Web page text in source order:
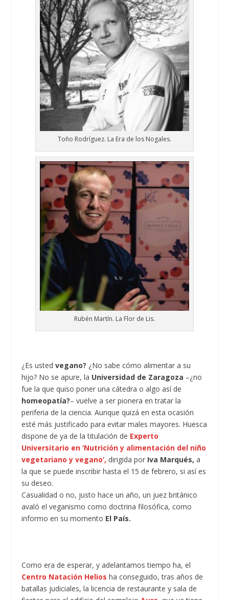
Toño Rodríguez. La Era de los Nogales.
Rubén Martín. La Flor de Lis.
¿Es ustedvegano? ¿No sabe cómo alimentar a su
hijo? No se apure, la Universidad de Zaragoza –¿no
fue la que quiso poner una cátedra o algo así de
homeopatía?– vuelve a ser pionera en tratar la
periferia de la ciencia. Aunque quizá en esta ocasión
esté más justificado para evitar males mayores. Huesca
dispone de ya de la titulación de Experto
Universitario en ‘Nutrición y alimentación del niño
vegetariano y vegano’, dirigida por Iva Marqués, a
la que se puede inscribir hasta el 15 de febrero, si así es
su deseo.
Casualidad o no, justo hace un año, un juez británico
avaló el veganismo como doctrina filosófica, como
informo en su momento El País.
Como era de esperar, y adelantamos tiempo ha, el
Centro Natación Helios ha conseguido, tras años de
batallas judiciales, la licencia de restaurante y sala de